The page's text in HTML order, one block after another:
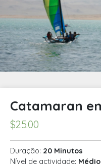
Catamaran
$25.00
Duração: 20 Minutos
Nível de actividade: Médio